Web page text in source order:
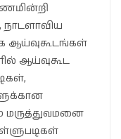
ஆய்வுகூடங்கள்
ஆய்வுகூட
மருத்துவமனை